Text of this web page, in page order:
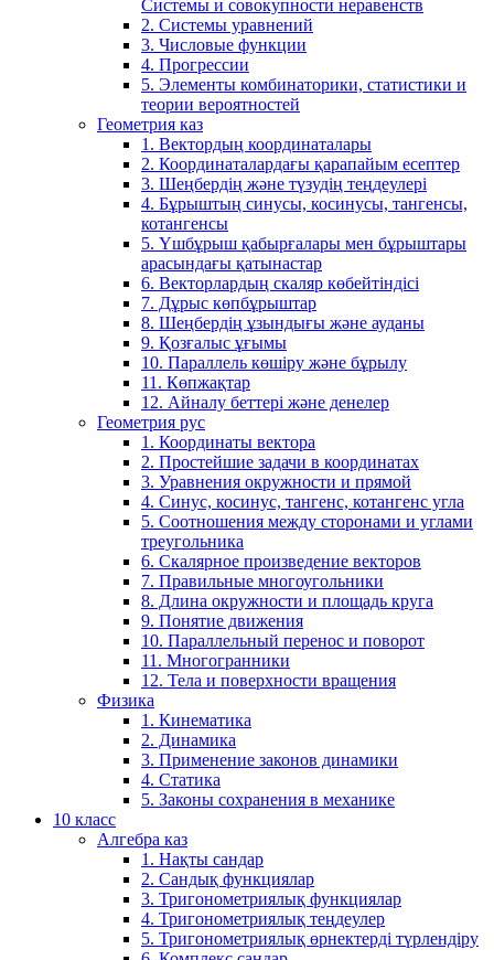
Системы и совокупности неравенств
2. Системы уравнений
3. Числовые функции
4. Прогрессии
5. Элементы комбинаторики, статистики и
теории вероятностей
Геометрия каз
1. Вектордың координаталары
2. Координаталардағы қарапайым есептер
3. Шеңбердің және түзудің теңдеулері
4. Бұрыштың синусы, косинусы, тангенсы,
котангенсы
5. Үшбұрыш қабырғалары мен бұрыштары
арасындағы қатынастар
6. Векторлардың скаляр көбейтіндісі
7. Дұрыс көпбұрыштар
8. Шеңбердің ұзындығы және ауданы
9. Қозғалыс ұғымы
10. Параллель көшіру және бұрылу
11. Көпжақтар
12. Айналу беттері және денелер
Геометрия рус
1. Координаты вектора
2. Простейшие задачи в координатах
3. Уравнения окружности и прямой
4. Синус, косинус, тангенс, котангенс угла
5. Соотношения между сторонами и углами
треугольника
6. Скалярное произведение векторов
7. Правильные многоугольники
8. Длина окружности и площадь круга
9. Понятие движения
10. Параллельный перенос и поворот
11. Многогранники
12. Тела и поверхности вращения
Физика
1. Кинематика
2. Динамика
3. Применение законов динамики
4. Статика
5. Законы сохранения в механике
10 класс
Алгебра каз
1. Нақты сандар
2. Сандық функциялар
3. Тригонометриялық функциялар
4. Тригонометриялық теңдеулер
5. Тригонометриялық өрнектерді түрлендіру